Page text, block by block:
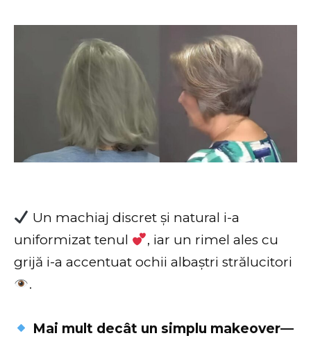
Un machiaj discret și natural i-a
uniformizat tenul
, iar un rimel ales cu
grijă i-a accentuat ochii albaștri strălucitori
.
Mai mult decât un simplu makeover—